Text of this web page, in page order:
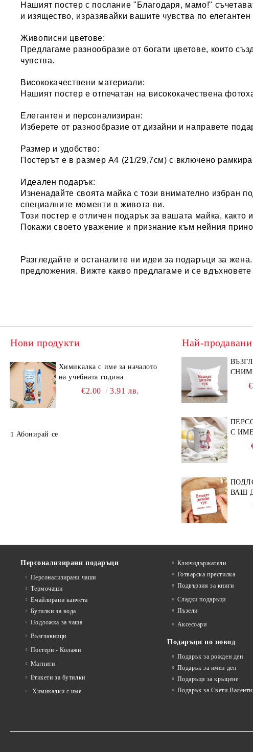
Нашият постер с послание " Благодаря, мамо!"
и изящество, изразявайки вашите чувства по елегантен
Живописни цветове:
Предлагаме разнообразие от богати цветове, които
чувства.
Висококачествени материали:
Нашият постер е отпечатан на висококачествена
Елегантен и персонализиран:
Изберете от разнообразие от дизайни и направете
Размер и удобство:
Постерът е в размер A4 (21/29,7см) с включено
Идеален подарък:
Изненадайте своята майка с този внимателно избран
специалните моменти в живота ви.
Този постер е отличен подарък за вашата майка, както
Покажи своето уважение и признание към нейния
Разгледайте и останалите ни идеи за подаръци за жена.
предложения. Вижте какво предлагаме и се
Нови продукти
Химикалка с име за началото
на учебната година
€2.00 3.91 лв.
Абонирай се
Най-продавани
ВАШ
С
ВАШ
Персонализирани подаръци
Персонализирани чаши
Термочаши
Емайлирани канчета
Бутилки за вода
Подложка за чаша
Възглавници
Постери - Колажи
Магнити
Етикети за бутилки
Химикалки с име
Ключодържатели
Готварска престилка
Подвързия за книги
Сладки подаръци
Пъзели
Аксесоари
Подаръци по повод
Подарък за рожден ден
Подарък за имен ден
Подаръци за кръщене
Подарък за Свети